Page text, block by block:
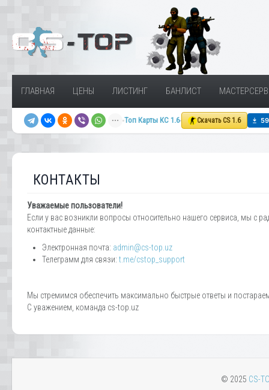
ГЛАВНАЯ ЦЕНЫ ЛИСТИНГ БАНЛИСТ
Топ Карты КС 1.6 Скачать CS 1.6
КОНТАКТЫ
Уважаемые пользователи!
Если у вас возникли вопросы относительно нашего сервиса, мы с
контактные данные:
Электронная почта: admin@cs-top.uz
Телеграмм для связи: t.me/cstop_support
Мы стремимся обеспечить максимально быстрые ответы и
С уважением, команда cs-top.uz
© 2025 CS-